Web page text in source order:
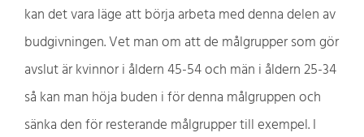
kan det vara läge att börja arbeta med denna delen av
budgivningen. Vet man om att de målgrupper som gör
avslut är kvinnor i åldern 45-54 och män i åldern 25-34
så kan man höja buden i för denna målgruppen och
sänka den för resterande målgrupper till exempel. I